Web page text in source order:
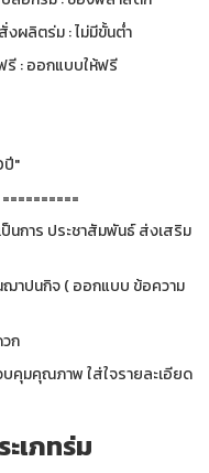
งผลิตร่ม : ไม่มีขั้นต่ำ
: ออกแบบให้ฟรี
ปี"
นการ ประชาสัมพันธ์ ส่งเสริม
ฌาปนกิจ ( ออกแบบ ข้อความ
ก
คุมคุณภาพ ใส่ใจรายละเอียด
เภทร่ม